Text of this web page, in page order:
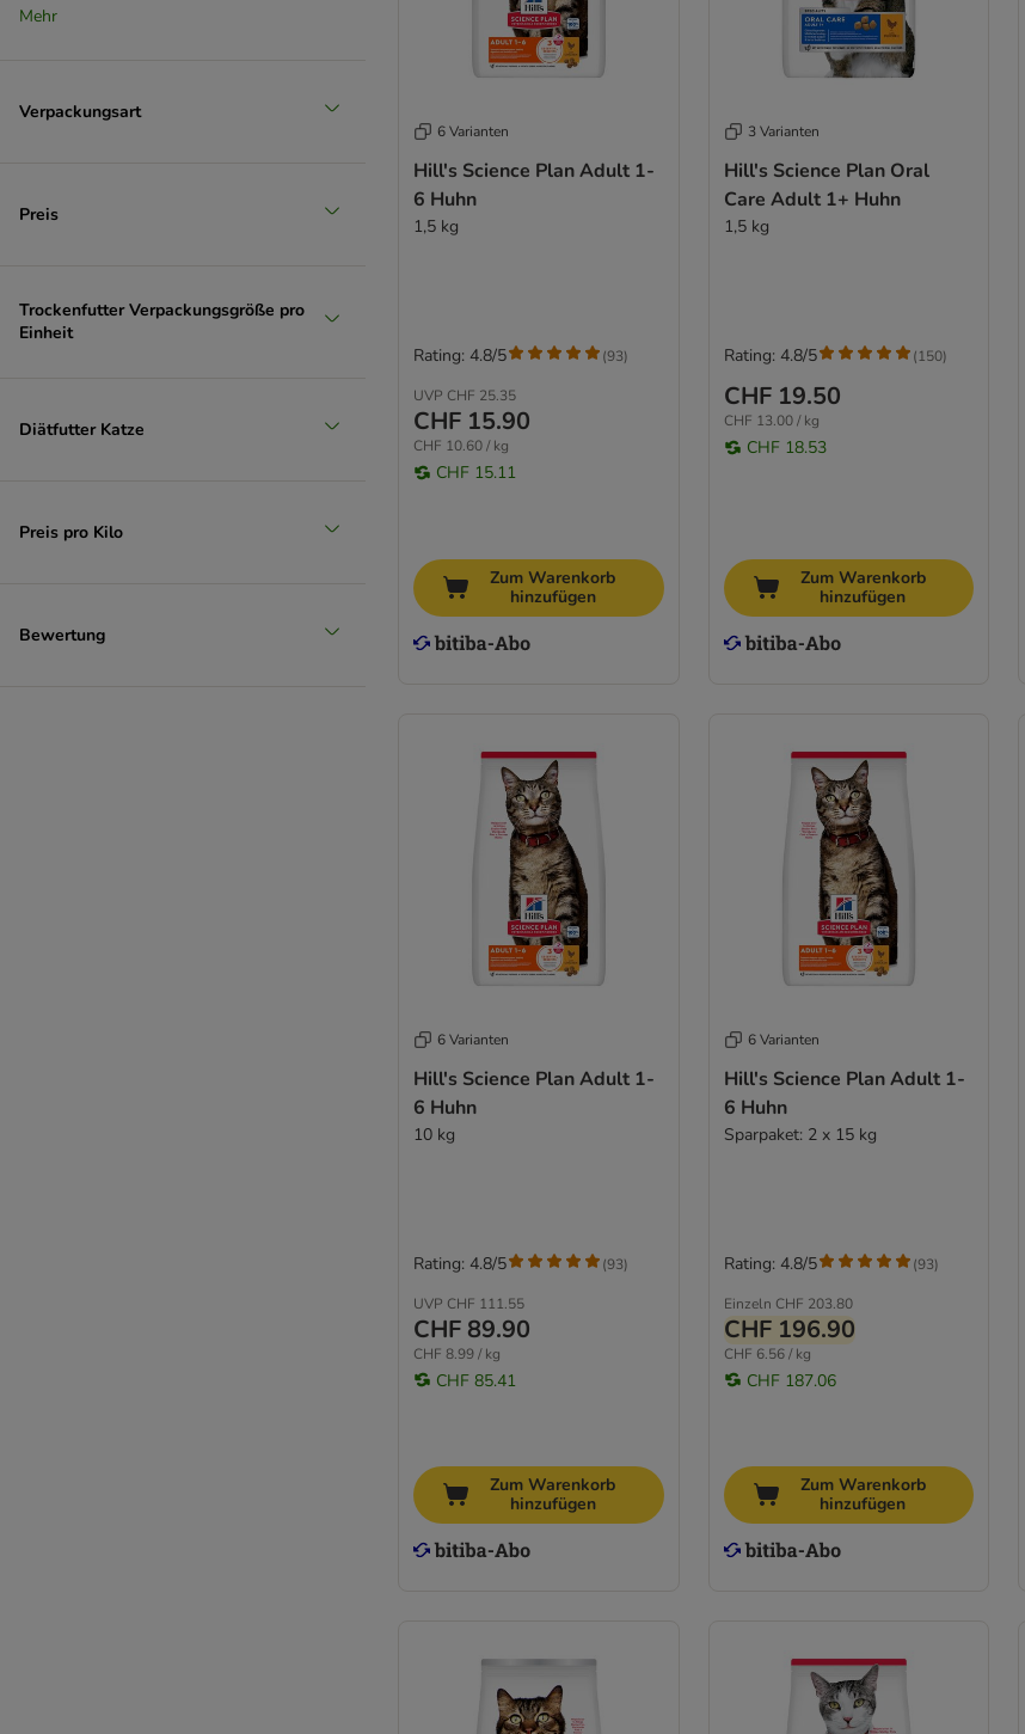
Insekten
Mehr
Verpackungsart
Preis
Trockenfutter Verpackungsgröße pro
Einheit
Diätfutter Katze
Preis pro Kilo
Bewertung
6 Varianten
Hill's Science Plan Adult 1-
6 Huhn
1,5 kg
UVP CHF 25.35
CHF 15.90
CHF 10.60 / kg
CHF 15.11
Rating: 4.8/5 (93)
Zum Warenkorb
hinzufügen
3 Varianten
Hill's Science Plan Oral
Care Adult 1+ Huhn
1,5 kg
CHF 19.50
CHF 13.00 / kg
CHF 18.53
Rating: 4.8/5 (150)
Zum Warenkorb
hinzufügen
6 Varianten
Hill's Science Plan Adult 1-
6 Huhn
10 kg
UVP CHF 111.55
CHF 89.90
CHF 8.99 / kg
CHF 85.41
Rating: 4.8/5 (93)
Zum Warenkorb
hinzufügen
6 Varianten
Hill's Science Plan Adult 1-
6 Huhn
Sparpaket: 2 x 15 kg
Einzeln CHF 203.80
CHF 196.90
CHF 6.56 / kg
CHF 187.06
Rating: 4.8/5 (93)
Zum Warenkorb
hinzufügen